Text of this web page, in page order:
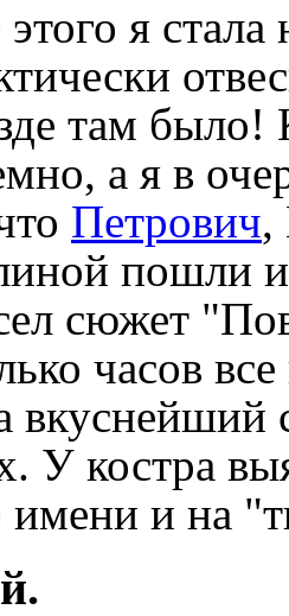
я
там
а я в
Петрович,
пошли
сюжет
часов
У костра
имени и на